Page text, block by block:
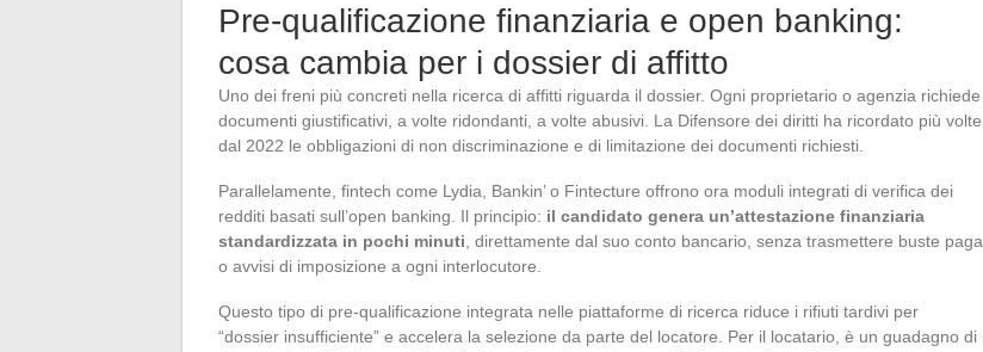
Pre-qualificazione finanziaria e open banking:
cosa cambia per i dossier di affitto
Uno dei freni più concreti nella ricerca di affitti riguarda il dossier. Ogni proprietario o agenzia richiede
documenti giustificativi, a volte ridondanti, a volte abusivi. La Difensore dei diritti ha ricordato più volte
dal 2022 le obbligazioni di non discriminazione e di limitazione dei documenti richiesti.
Parallelamente, fintech come Lydia, Bankin’ o Fintecture offrono ora moduli integrati di verifica dei
redditi basati sull’open banking. Il principio: il candidato genera un’attestazione finanziaria
standardizzata in pochi minuti , direttamente dal suo conto bancario, senza trasmettere buste paga
o avvisi di imposizione a ogni interlocutore.
Questo tipo di pre-qualificazione integrata nelle piattaforme di ricerca riduce i rifiuti tardivi per
“dossier insufficiente” e accelera la selezione da parte del locatore. Per il locatario, è un guadagno di